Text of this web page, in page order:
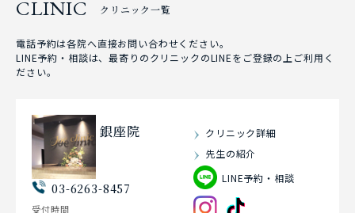
CLINIC クリニック一覧
電話予約は各院へ直接お問い合わせください。
LINE予約・相談は、最寄りのクリニックのLINEをご登録の上ご利用く
ださい。
銀座院
03-6263-8457
受付時間
クリニック詳細
先生の紹介
LINE予約・相談